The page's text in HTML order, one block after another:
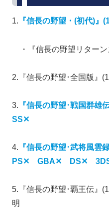
1. 『信長の野望・(初代)
・『信長の野望リターン
2.『信長の野望･全国版』
3. 『信長の野望･戦国群
SS✕
4. 『信長の野望･武将風
PS✕ GBA✕ DS✕
5.『信長の野望･覇王伝
明